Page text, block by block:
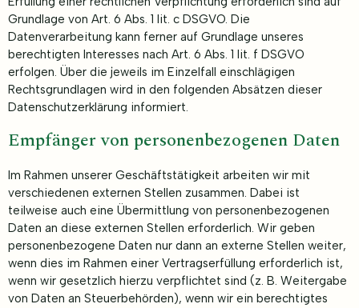
Grundlage von Art. 6 Abs. 1 lit. c DSGVO. Die
Datenverarbeitung kann ferner auf Grundlage unseres
berechtigten Interesses nach Art. 6 Abs. 1 lit. f DSGVO
erfolgen. Über die jeweils im Einzelfall einschlägigen
Rechtsgrundlagen wird in den folgenden Absätzen dieser
Datenschutzerklärung informiert.
Empfänger von personenbezogenen Daten
Im Rahmen unserer Geschäftstätigkeit arbeiten wir mit
verschiedenen externen Stellen zusammen. Dabei ist
teilweise auch eine Übermittlung von personenbezogenen
Daten an diese externen Stellen erforderlich. Wir geben
personenbezogene Daten nur dann an externe Stellen weiter,
wenn dies im Rahmen einer Vertragserfüllung erforderlich ist,
wenn wir gesetzlich hierzu verpflichtet sind (z. B. Weitergabe
von Daten an Steuerbehörden), wenn wir ein berechtigtes